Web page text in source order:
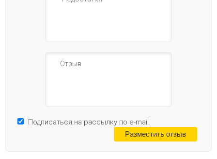
Подписаться на рассылку по e-mail